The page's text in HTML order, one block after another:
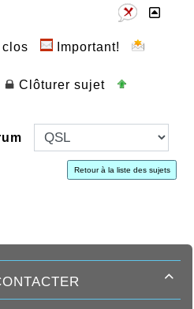
clos
Important!
Clôturer sujet
Retour à la liste des sujets
